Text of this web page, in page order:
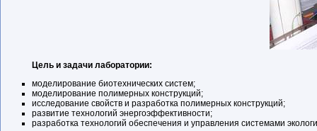
Цель и задачи лаборатории:
моделирование биотехнических систем;
моделирование полимерных конструкций;
исследование свойств и разработка полимерных конструкций;
развитие технологий энергоэффективности;
разработка технологий обеспечения и управления системами